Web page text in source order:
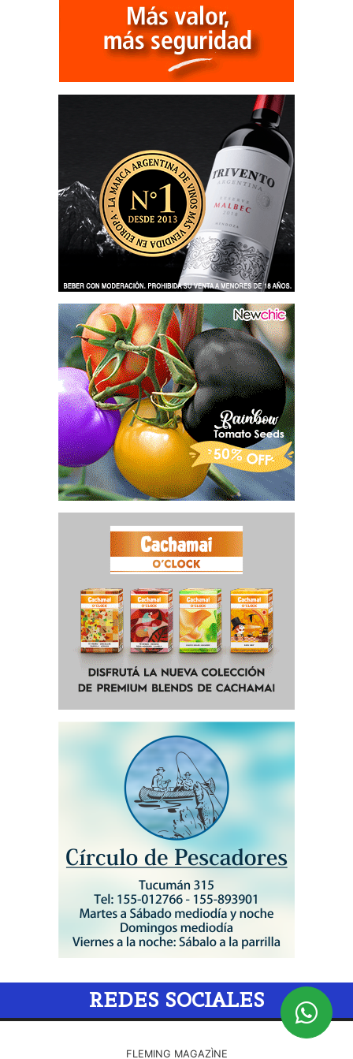
REDES SOCIALES
FLEMING MAGAZÌNE